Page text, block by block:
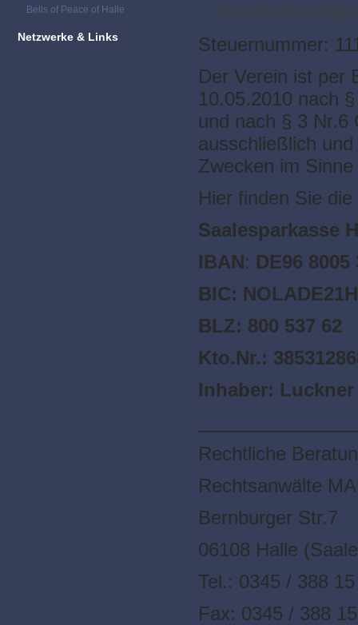
Bells of Peace of Halle
Netzwerke & Links
Steuernummer:
Der Verein ist per
10.05.2010 nach
und nach § 3 Nr.6
ausschließlich
Zwecken im
Hier finden Sie
Saalesparkasse
IBAN: DE96 8005
BIC:
BLZ: 800 537 62
Kto.Nr.:
Inhaber:
Rechtliche
Rechtsanwälte
Bernburger Str.7
06108 Halle
Tel.: 0345 / 388
Fax: 0345 / 388